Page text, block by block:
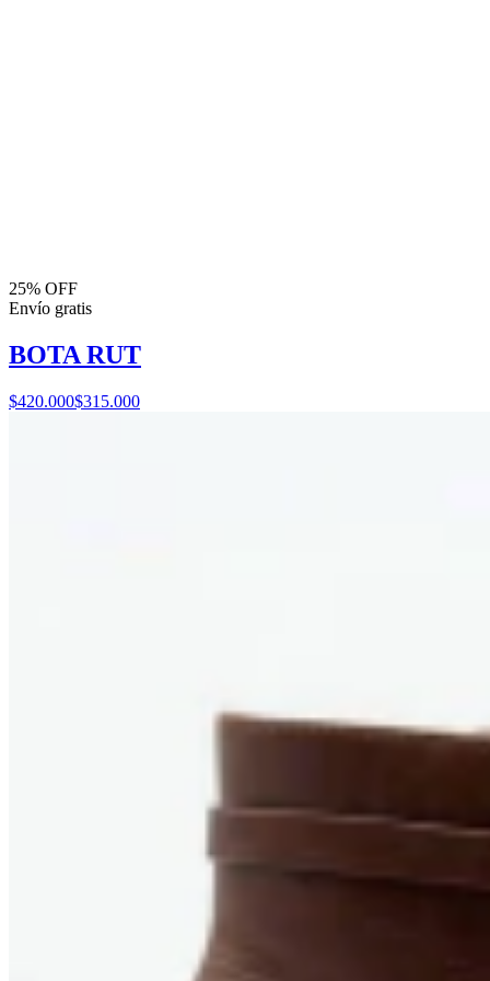
25% OFF
Envío gratis
BOTA RUT
$420.000$315.000